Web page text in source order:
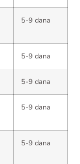
5-9 dana
5-9 dana
5-9 dana
5-9 dana
5-9 dana